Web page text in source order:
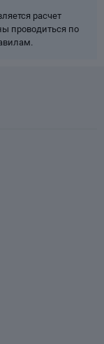
расчет
проводиться по